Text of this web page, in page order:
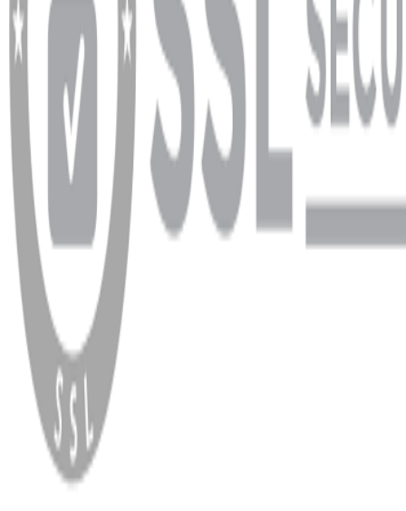
Çalışma Saatleri: Pazartesi - Cuma 09:30 - 19:30, Cumartesi 10:00 - 18:00
WhatsApp Facebook
Copyright
2026 Dükkan Hifi